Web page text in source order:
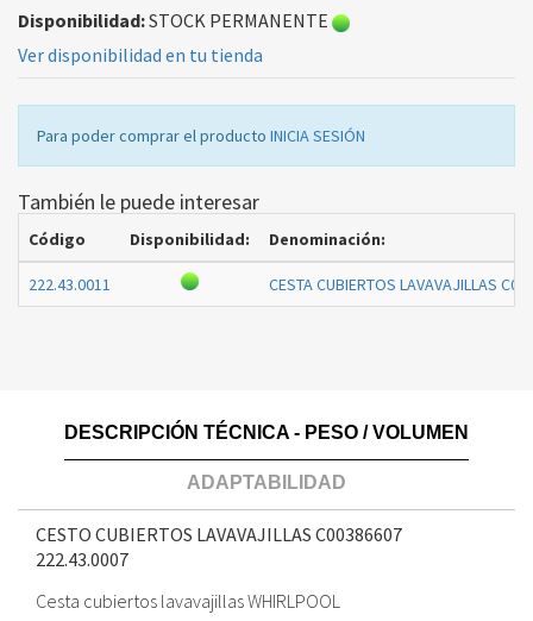
Disponibilidad:STOCK PERMANENTE
Ver disponibilidad en tu tienda
Para poder comprar el producto INICIA SESIÓN
También le puede interesar
Código Disponibilidad: Denominación:
222.43.0011 CESTA CUBIERTOS LAVAVAJILLAS
DESCRIPCIÓN TÉCNICA - PESO / VOLUMEN
ADAPTABILIDAD
CESTO CUBIERTOS LAVAVAJILLAS C00386607
222.43.0007
Cesta cubiertos lavavajillas WHIRLPOOL